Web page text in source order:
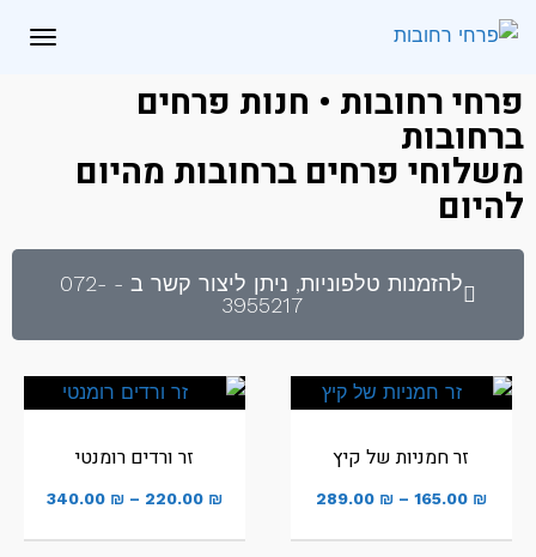
לתוכן
פרחי רחובות • חנות פרחים
ברחובות
משלוחי פרחים ברחובות מהיום
להיום
להזמנות טלפוניות, ניתן ליצור קשר ב - 072-
3955217
זר חמניות של קיץ
165.00 ₪
–
289.00 ₪
זר ורדים רומנטי
220.00 ₪
–
340.00 ₪